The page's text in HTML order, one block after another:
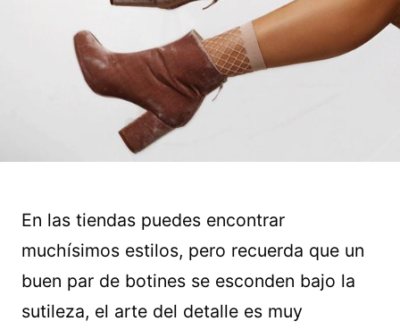
En las tiendas puedes encontrar
muchísimos estilos, pero recuerda que un
buen par de botines se esconden bajo la
sutileza, el arte del detalle es muy